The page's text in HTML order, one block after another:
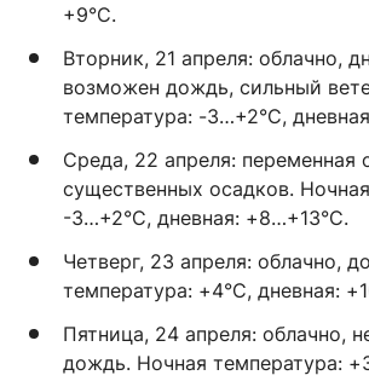
+9°C.
Вторник, 21 апреля: облачно,
возможен дождь, сильный
температура: -3…+2°C,
Среда, 22 апреля: переменная
существенных осадков.
-3…+2°C, дневная: +8…+13°C.
Четверг, 23 апреля: облачно,
температура: +4°C, дневная:
Пятница, 24 апреля: облачно,
дождь. Ночная температура: